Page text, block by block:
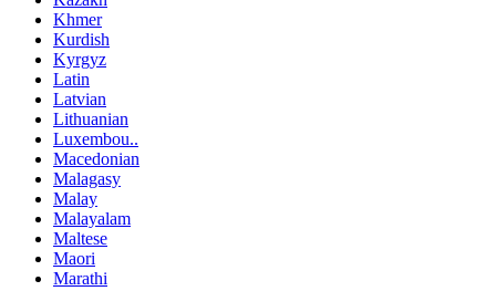
Khmer
Kurdish
Kyrgyz
Latin
Latvian
Lithuanian
Luxembou..
Macedonian
Malagasy
Malay
Malayalam
Maltese
Maori
Marathi